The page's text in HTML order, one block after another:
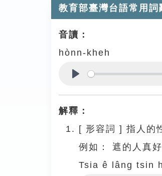
教育部臺灣台語常用詞
音讀：
hònn-kheh
解釋：
[ 形容詞 ] 指人的
例如：
遮的人真好
Tsia ê lâng tsin